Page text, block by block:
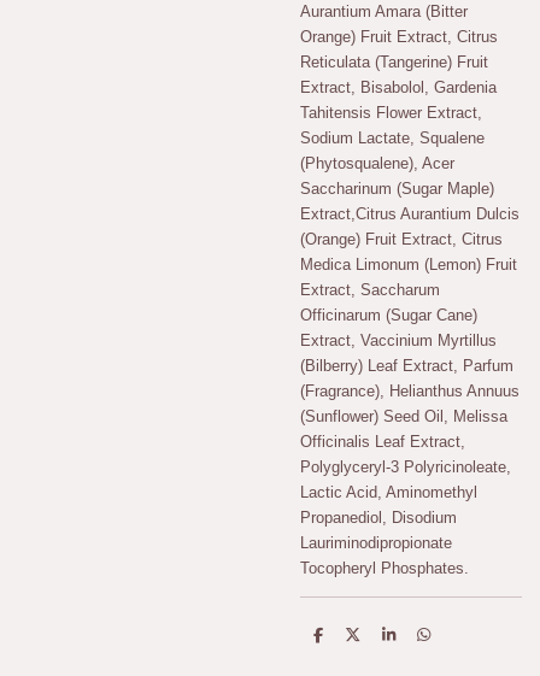
Aurantium Amara (Bitter
Orange) Fruit Extract, Citrus
Reticulata (Tangerine) Fruit
Extract, Bisabolol, Gardenia
Tahitensis Flower Extract,
Sodium Lactate, Squalene
(Phytosqualene), Acer
Saccharinum (Sugar Maple)
Extract,Citrus Aurantium Dulcis
(Orange) Fruit Extract, Citrus
Medica Limonum (Lemon) Fruit
Extract, Saccharum
Officinarum (Sugar Cane)
Extract, Vaccinium Myrtillus
(Bilberry) Leaf Extract, Parfum
(Fragrance), Helianthus Annuus
(Sunflower) Seed Oil, Melissa
Officinalis Leaf Extract,
Polyglyceryl-3 Polyricinoleate,
Lactic Acid, Aminomethyl
Propanediol, Disodium
Lauriminodipropionate
Tocopheryl Phosphates.
D
D
S
D